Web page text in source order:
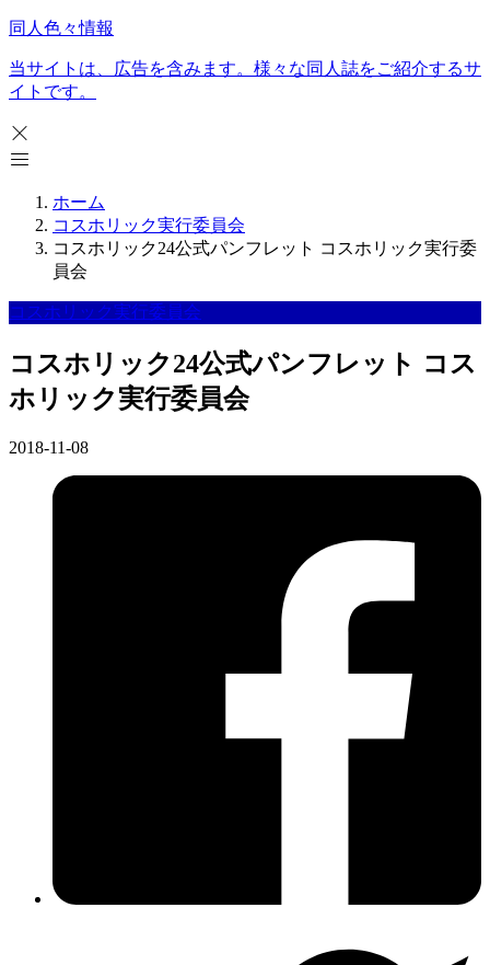
同人色々情報
当サイトは、広告を含みます。様々な同人誌をご紹介するサ
イトです。
ホーム
コスホリック実行委員会
コスホリック24公式パンフレット コスホリック実行委
員会
コスホリック実行委員会
コスホリック24公式パンフレット コス
ホリック実行委員会
2018-11-08